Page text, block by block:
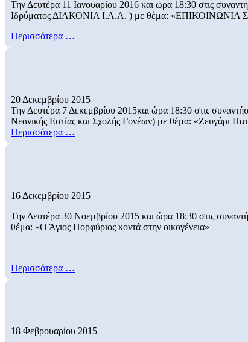
Την Δευτέρα 11 Ιανουαρίου 2016 και ώρα 18:30 στις
Ιδρύματος ΔΙΑΚΟΝΙΑ Ι.Α.Α. ) με θέμα:
Περισσότερα …
20 Δεκεμβρίου 2015
Την Δευτέρα 7 Δεκεμβρίου 2015και ώρα 18:30 στις
Νεανικής Εστίας και Σχολής Γονέων) με θέμα: «Ζευγάρι
Περισσότερα …
16 Δεκεμβρίου 2015
Την Δευτέρα 30 Νοεμβρίου 2015 και ώρα 18:30 στις
θέμα: «Ο Άγιος Πορφύριος κοντά στην οικογένεια»
Περισσότερα …
18 Φεβρουαρίου 2015